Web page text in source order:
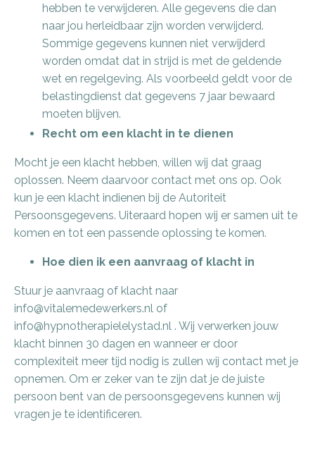
hebben te verwijderen. Alle gegevens die dan
naar jou herleidbaar zijn worden verwijderd.
Sommige gegevens kunnen niet verwijderd
worden omdat dat in strijd is met de geldende
wet en regelgeving. Als voorbeeld geldt voor de
belastingdienst dat gegevens 7 jaar bewaard
moeten blijven.
Recht om een klacht in te dienen
Mocht je een klacht hebben, willen wij dat graag
oplossen. Neem daarvoor contact met ons op. Ook
kun je een klacht indienen bij de Autoriteit
Persoonsgegevens. Uiteraard hopen wij er samen uit te
komen en tot een passende oplossing te komen.
Hoe dien ik een aanvraag of klacht in
Stuur je aanvraag of klacht naar
info@vitalemedewerkers.nl of
info@hypnotherapielelystad.nl . Wij verwerken jouw
klacht binnen 30 dagen en wanneer er door
complexiteit meer tijd nodig is zullen wij contact met je
opnemen. Om er zeker van te zijn dat je de juiste
persoon bent van de persoonsgegevens kunnen wij
vragen je te identificeren.